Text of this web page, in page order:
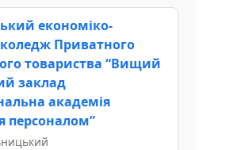
економіко-
Приватного
товариства “Вищий
заклад
академія
персоналом”